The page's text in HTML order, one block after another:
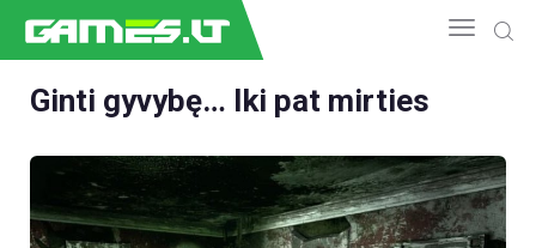
NAUJIENOS
GAMEDEV
ESPORTAS
Ginti gyvybę… Iki pat mirties